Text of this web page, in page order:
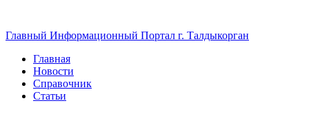
Главный Информационный Портал г. Талдыкорган
Главная
Новости
Справочник
Статьи